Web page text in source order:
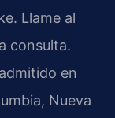
Llame al
consulta.
en
Nueva